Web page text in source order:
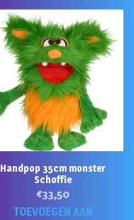
Handpop 35cm monster
Schoffie
€33,50
TOEVOEGEN AAN